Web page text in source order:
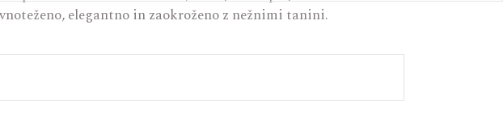
elegantno in zaokroženo z nežnimi tanini.